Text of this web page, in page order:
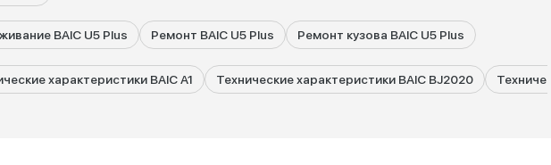
BAIC U5 Plus Ремонт BAIC U5 Plus Ремонт кузова BAIC U5 Plus
характеристики BAIC A1 Технические характеристики BAIC BJ2020